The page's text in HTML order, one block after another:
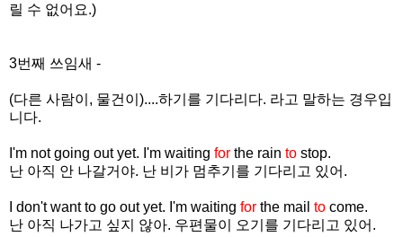
릴 수 없어요.)
3번째 쓰임새 -
(다른 사람이, 물건이)....하기를 기다리다. 라고 말하는 경우입
니다.
I'm not going out yet. I'm waiting for the rain to stop.
난 아직 안 나갈거야. 난 비가 멈추기를 기다리고 있어.
I don't want to go out yet. I'm waiting for the mail to come.
난 아직 나가고 싶지 않아. 우편물이 오기를 기다리고 있어.